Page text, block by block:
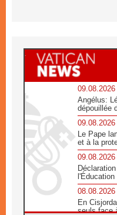
09.08.2026
Angélus:
dépouillée
09.08.2026
Le Pape
et à la
09.08.2026
08.08.2026
En
seuls face